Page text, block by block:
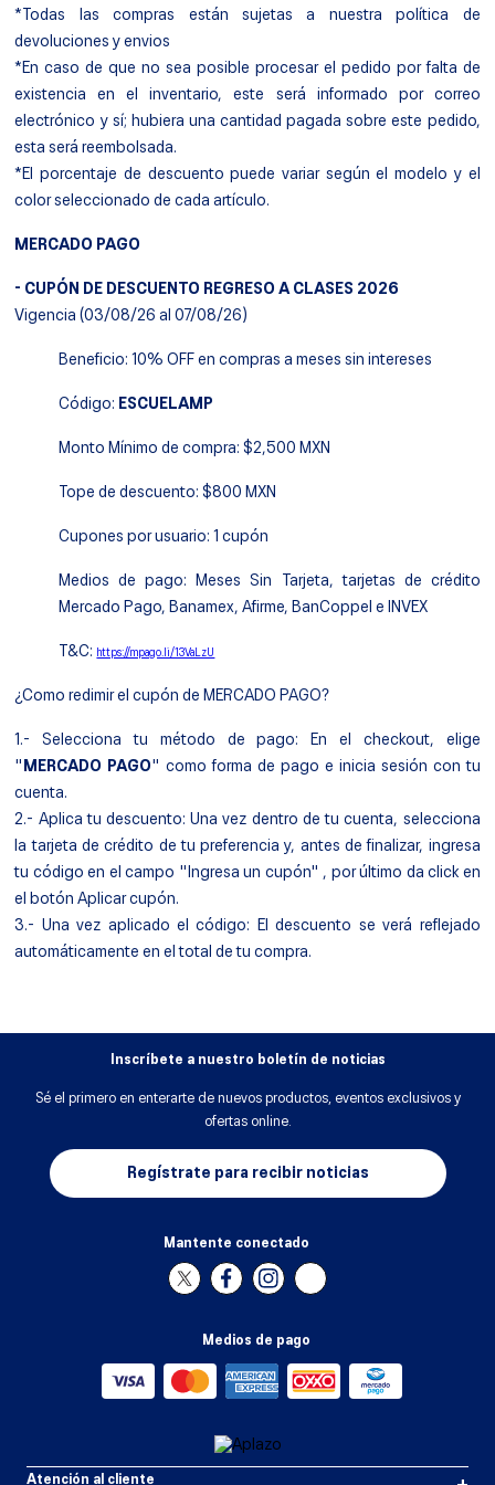
*Todas las compras están sujetas a nuestra política de
devoluciones y envios
*En caso de que no sea posible procesar el pedido por falta de
existencia en el inventario, este será informado por correo
electrónico y sí; hubiera una cantidad pagada sobre este pedido,
esta será reembolsada.
*El porcentaje de descuento puede variar según el modelo y el
color seleccionado de cada artículo.
MERCADO PAGO
- CUPÓN DE DESCUENTO REGRESO A CLASES 2026
Vigencia (03/08/26 al 07/08/26)
Beneficio: 10% OFF en compras a meses sin intereses
Código: ESCUELAMP
Monto Mínimo de compra: $2,500 MXN
Tope de descuento: $800 MXN
Cupones por usuario: 1 cupón
Medios de pago: Meses Sin Tarjeta, tarjetas de crédito
Mercado Pago, Banamex, Afirme, BanCoppel e INVEX
T&C: https://mpago.li/13VaLzU
¿Como redimir el cupón de MERCADO PAGO?
1.- Selecciona tu método de pago: En el checkout, elige
" MERCADO PAGO" como forma de pago e inicia sesión con tu
cuenta.
2.- Aplica tu descuento: Una vez dentro de tu cuenta, selecciona
la tarjeta de crédito de tu preferencia y, antes de finalizar, ingresa
tu código en el campo "Ingresa un cupón" , por último da click en
el botón Aplicar cupón.
3.- Una vez aplicado el código: El descuento se verá reflejado
automáticamente en el total de tu compra.
Inscríbete a nuestro boletín de noticias
Sé el primero en enterarte de nuevos productos, eventos exclusivos y
ofertas online.
Regístrate para recibir noticias
Mantente conectado
Medios de pago
Atención al cliente